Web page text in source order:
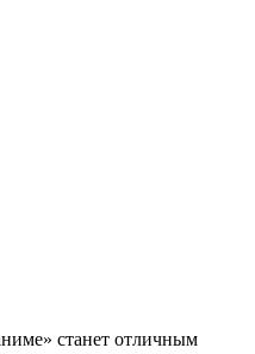
станет отличным